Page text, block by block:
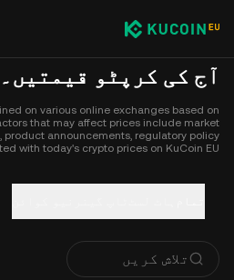
آج کی کرپٹو قیمتیں۔
on various online exchanges based on
that may affect prices include market
product announcements, regulatory policy
with today's crypto prices on KuCoin EU!